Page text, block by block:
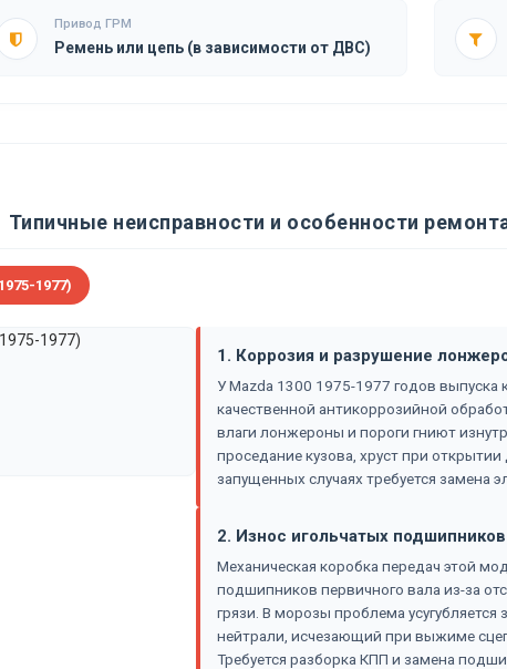
Привод ГРМ
Ремень или цепь (в зависимости от ДВС)
Типичные неисправности и особенности
1977)
1. Коррозия и разрушение
У Mazda 1300 1975-1977 годов выпуска
качественной антикоррозийной
влаги лонжероны и пороги гниют
проседание кузова, хруст при
запущенных случаях требуется замена
2. Износ игольчатых
Механическая коробка передач этой
подшипников первичного вала из-за
грязи. В морозы проблема
нейтрали, исчезающий при выжиме
Требуется разборка КПП и замена